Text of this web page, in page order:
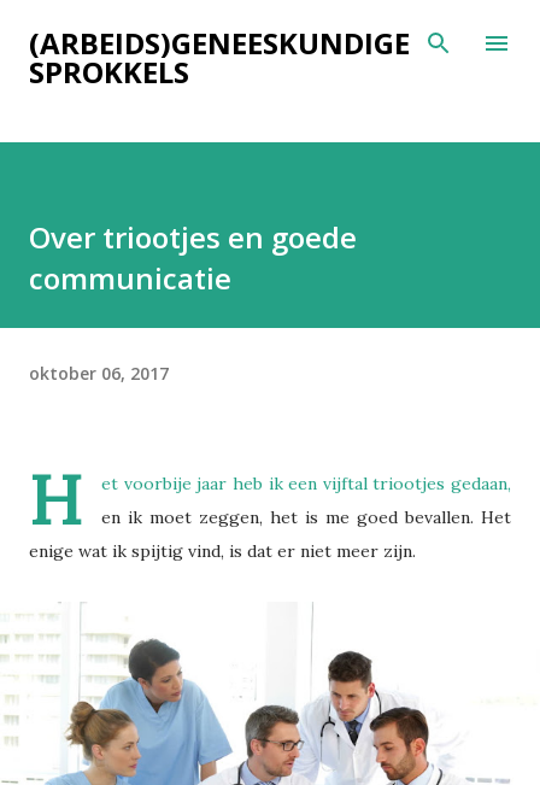
Doorgaan naar hoofdcontent
(ARBEIDS)GENEESKUNDIGE
SPROKKELS
Over triootjes en goede
communicatie
oktober 06, 2017
H
et voorbije jaar heb ik een vijftal triootjes gedaan,
en ik moet zeggen, het is me goed bevallen. Het
enige wat ik spijtig vind, is dat er niet meer zijn.